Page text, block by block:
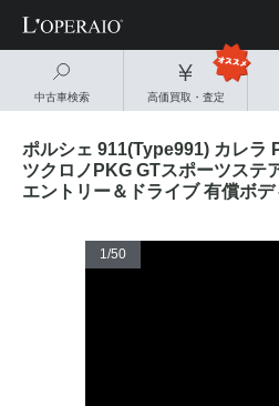
中古車検索 高価買取・査定
ポルシェ 911(Type991) カレラ
ツクロノPKG GTスポーツステ
エントリー＆ドライブ 有償ボ
1/50